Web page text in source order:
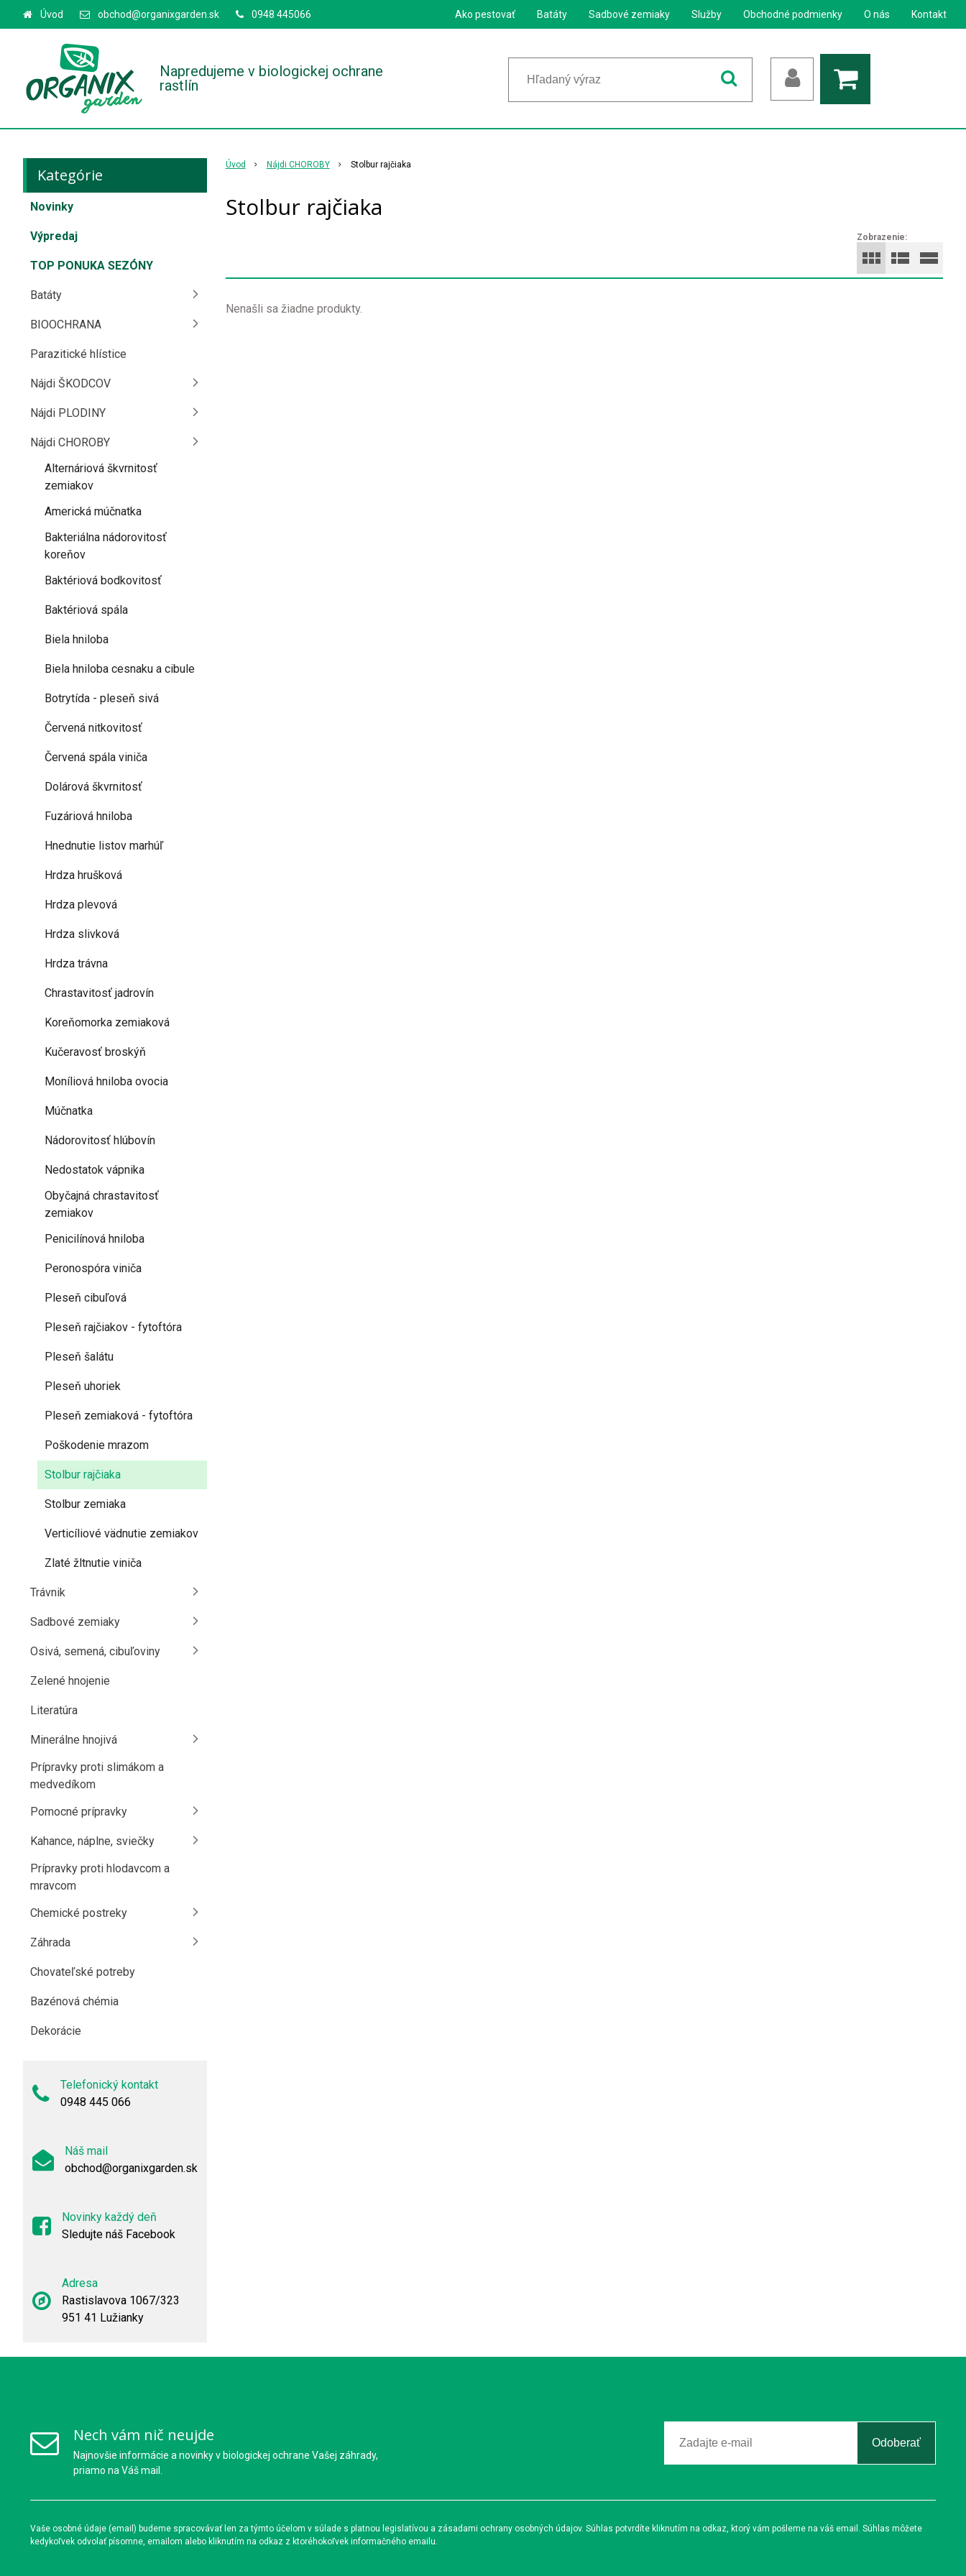
Napredujeme v biologickej ochrane
rastlín
Úvod obchod@organixgarden.sk 0948 445066 Ako pestovať Batáty Sadbové zemiaky Služby Obchodné podmienky O nás Kontakt
Úvod Nájdi CHOROBY Stolbur rajčiaka
Stolbur rajčiaka
Zobrazenie:
Nenašli sa žiadne produkty.
Kategórie
Novinky
Výpredaj
TOP PONUKA SEZÓNY
Batáty
BIOOCHRANA
Parazitické hlístice
Nájdi ŠKODCOV
Nájdi PLODINY
Nájdi CHOROBY
Alternáriová škvrnitosť
zemiakov
Americká múčnatka
Bakteriálna nádorovitosť
koreňov
Baktériová bodkovitosť
Baktériová spála
Biela hniloba
Biela hniloba cesnaku a cibule
Botrytída - pleseň sivá
Červená nitkovitosť
Červená spála viniča
Dolárová škvrnitosť
Fuzáriová hniloba
Hnednutie listov marhúľ
Hrdza hrušková
Hrdza plevová
Hrdza slivková
Hrdza trávna
Chrastavitosť jadrovín
Koreňomorka zemiaková
Kučeravosť broskýň
Moníliová hniloba ovocia
Múčnatka
Nádorovitosť hlúbovín
Nedostatok vápnika
Obyčajná chrastavitosť
zemiakov
Penicilínová hniloba
Peronospóra viniča
Pleseň cibuľová
Pleseň rajčiakov - fytoftóra
Pleseň šalátu
Pleseň uhoriek
Pleseň zemiaková - fytoftóra
Poškodenie mrazom
Stolbur rajčiaka
Stolbur zemiaka
Verticíliové vädnutie zemiakov
Zlaté žltnutie viniča
Trávnik
Sadbové zemiaky
Osivá, semená, cibuľoviny
Zelené hnojenie
Literatúra
Minerálne hnojivá
Prípravky proti slimákom a
medvedíkom
Pomocné prípravky
Kahance, náplne, sviečky
Prípravky proti hlodavcom a
mravcom
Chemické postreky
Záhrada
Chovateľské potreby
Bazénová chémia
Dekorácie
Telefonický kontakt
0948 445 066
Náš mail
obchod@organixgarden.sk
Novinky každý deň
Sledujte náš Facebook
Adresa
Rastislavova 1067/323
951 41 Lužianky
Nech vám nič neujde
Najnovšie informácie a novinky v biologickej ochrane Vašej záhrady,
priamo na Váš mail.
Odoberať
Vaše osobné údaje (email) budeme spracovávať len za týmto účelom v súlade s platnou legislatívou a zásadami ochrany osobných údajov. Súhlas potvrdíte kliknutím na odkaz, ktorý vám pošleme na váš email. Súhlas môžete
kedykoľvek odvolať písomne, emailom alebo kliknutím na odkaz z ktoréhokoľvek informačného emailu.